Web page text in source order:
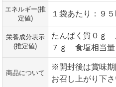
エネルギー(推
定値)
１袋あたり：９５
栄養成分表示
(推定値)
たんぱく質０ｇ
７ｇ 食塩相当量
商品について
※開封後は賞味期
お召し上がり下さ